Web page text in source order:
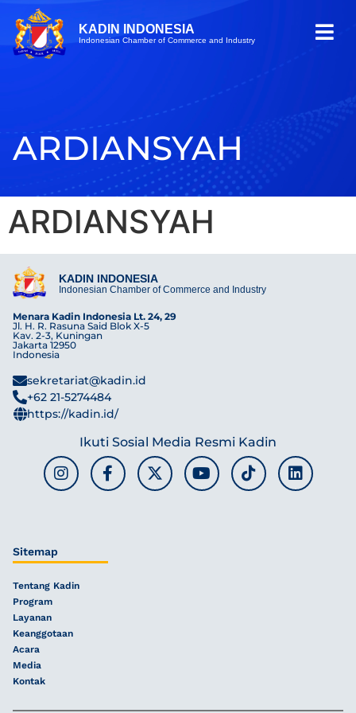
KADIN INDONESIA
Indonesian Chamber of Commerce and Industry
ARDIANSYAH
ARDIANSYAH
KADIN INDONESIA
Indonesian Chamber of Commerce and Industry
Menara Kadin Indonesia Lt. 24, 29
Jl. H. R. Rasuna Said Blok X-5
Kav. 2-3, Kuningan
Jakarta 12950
Indonesia
sekretariat@kadin.id
+62 21-5274484
https://kadin.id/
Ikuti Sosial Media Resmi Kadin
Sitemap
Tentang Kadin
Program
Layanan
Keanggotaan
Acara
Media
Kontak